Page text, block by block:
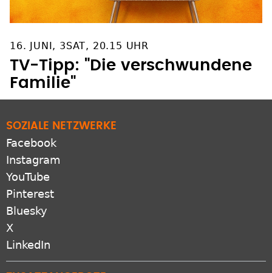
16. JUNI, 3SAT, 20.15 UHR
TV-Tipp: "Die verschwundene
Familie"
SOZIALE NETZWERKE
Facebook
Instagram
YouTube
Pinterest
Bluesky
X
LinkedIn